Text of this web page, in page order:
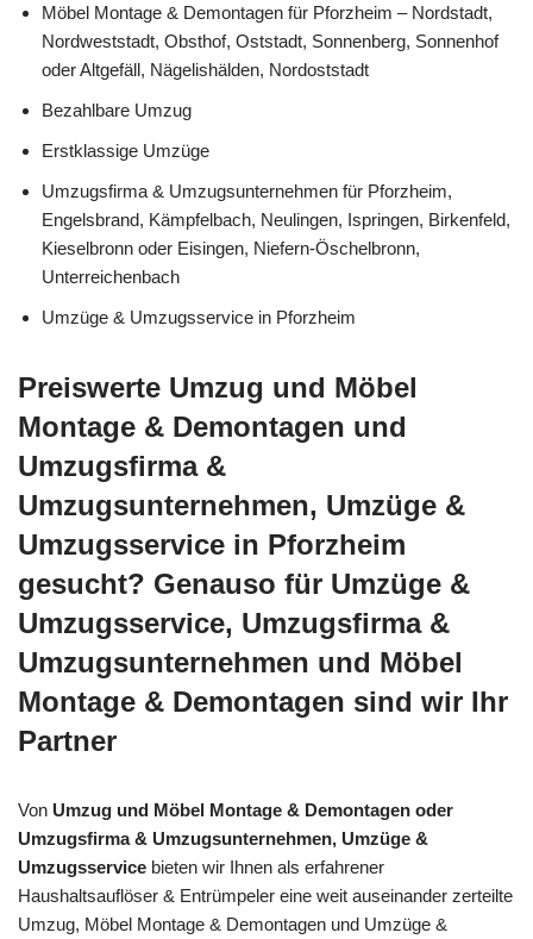
Möbel Montage & Demontagen für Pforzheim – Nordstadt,
Nordweststadt, Obsthof, Oststadt, Sonnenberg, Sonnenhof
oder Altgefäll, Nägelishälden, Nordoststadt
Bezahlbare Umzug
Erstklassige Umzüge
Umzugsfirma & Umzugsunternehmen für Pforzheim,
Engelsbrand, Kämpfelbach, Neulingen, Ispringen, Birkenfeld,
Kieselbronn oder Eisingen, Niefern-Öschelbronn,
Unterreichenbach
Umzüge & Umzugsservice in Pforzheim
Preiswerte Umzug und Möbel
Montage & Demontagen und
Umzugsfirma &
Umzugsunternehmen, Umzüge &
Umzugsservice in Pforzheim
gesucht? Genauso für Umzüge &
Umzugsservice, Umzugsfirma &
Umzugsunternehmen und Möbel
Montage & Demontagen sind wir Ihr
Partner
Von Umzug und Möbel Montage & Demontagen oder
Umzugsfirma & Umzugsunternehmen, Umzüge &
Umzugsservice bieten wir Ihnen als erfahrener
Haushaltsauflöser & Entrümpeler eine weit auseinander zerteilte
Umzug, Möbel Montage & Demontagen und Umzüge &